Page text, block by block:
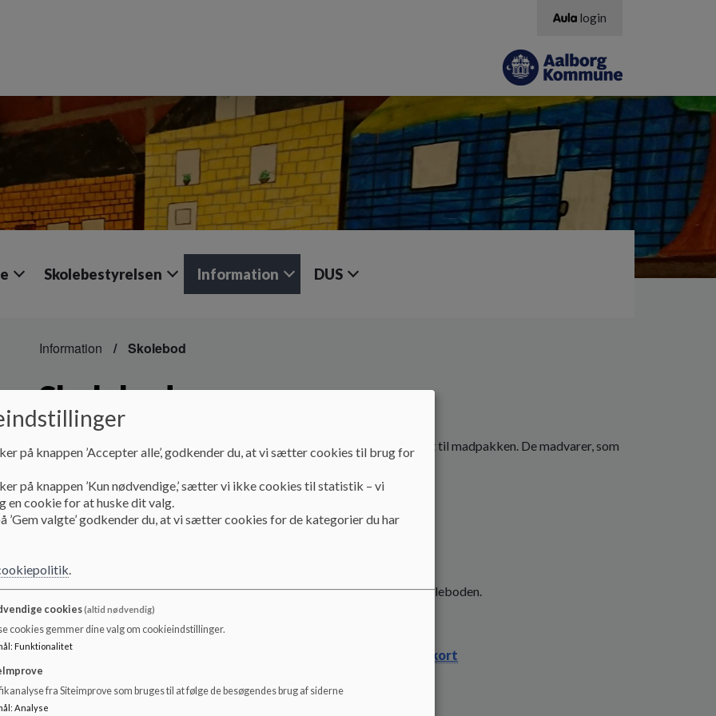
login
Skolebestyrelsen Information DUS
Information Skolebod
Skolebod
I skoleboden kan der købes nogle få udvalgte madvarer, som supplement til madpakken. De madvarer, som
kan købes, er udvalgt sammen med skolebestyrelsen.
I 10-pausen kan der købes pizzasnegle, gnaveboller og frugt.
I 12-pausen kan der købes pølsehorn, focaccia, panini og frugt.
Maden skal bestilles og betales om morgenen mellem kl. 7.40 - 8.00 i skoleboden.
Læs om generel information vedr. Aalborg Kommunes betalingskort
på knappen ’Accepter alle’, godkender du, at vi sætter cookies til brug for
på knappen ’Kun nødvendige,’ sætter vi ikke cookies til statistik – vi
en cookie for at huske dit valg.
’Gem valgte’ godkender du, at vi sætter cookies for de kategorier du har
.
cookies(altid nødvendig)
cookies gemmer dine valg om cookieindstillinger.
: Funktionalitet
fra Siteimprove som bruges til at følge de besøgendes brug af siderne
: Analyse